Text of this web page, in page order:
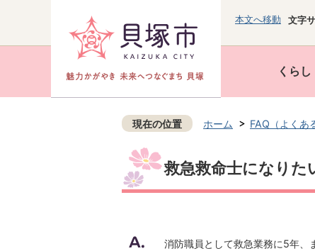
本文へ移動 文字
くら
現在の位置 ホーム FAQ（よくあ
救急救命士になりた
消防職員として救急業務に5年